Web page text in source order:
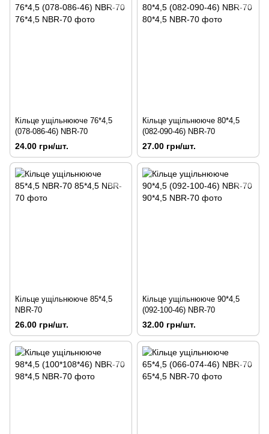
Кільце ущільнююче 76*4,5
(078-086-46) NBR-70
24.00 грн/шт.
Кільце ущільнююче 80*4,5
(082-090-46) NBR-70
27.00 грн/шт.
Кільце ущільнююче 85*4,5
NBR-70
26.00 грн/шт.
Кільце ущільнююче 90*4,5
(092-100-46) NBR-70
32.00 грн/шт.